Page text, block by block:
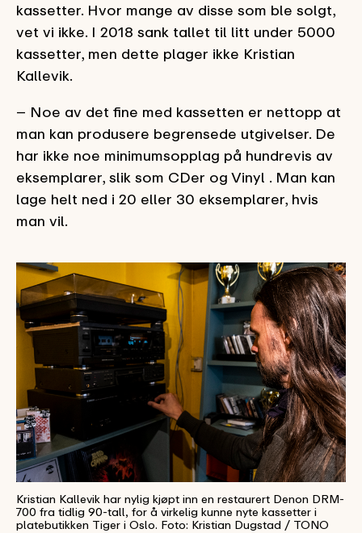
kassetter. Hvor mange av disse som ble solgt,
vet vi ikke. I 2018 sank tallet til litt under 5000
kassetter, men dette plager ikke Kristian
Kallevik.
– Noe av det fine med kassetten er nettopp at
man kan produsere begrensede utgivelser. De
har ikke noe minimumsopplag på hundrevis av
eksemplarer, slik som CDer og Vinyl . Man kan
lage helt ned i 20 eller 30 eksemplarer, hvis
man vil.
Kristian Kallevik har nylig kjøpt inn en restaurert Denon DRM-
700 fra tidlig 90-tall, for å virkelig kunne nyte kassetter i
platebutikken Tiger i Oslo. Foto: Kristian Dugstad / TONO